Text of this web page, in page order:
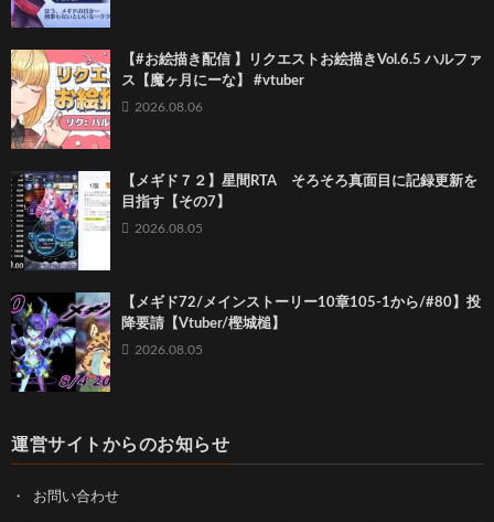
【#お絵描き配信 】リクエストお絵描きVol.6.5 ハルファ
ス【魔ヶ月にーな】 #vtuber
2026.08.06
【メギド７２】星間RTA そろそろ真面目に記録更新を
目指す【その7】
2026.08.05
【メギド72/メインストーリー10章105-1から/#80】投
降要請【Vtuber/樫城槌】
2026.08.05
運営サイトからのお知らせ
お問い合わせ